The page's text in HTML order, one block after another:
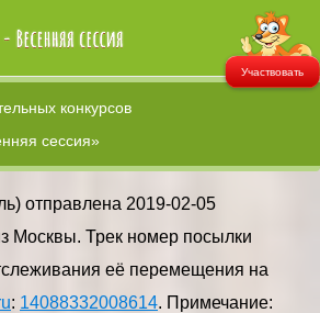
Участвовать
конкурсов
сессия»
отправлена 2019-02-05
Москвы. Трек номер посылки
её перемещения на
: 14088332008614. Примечание: